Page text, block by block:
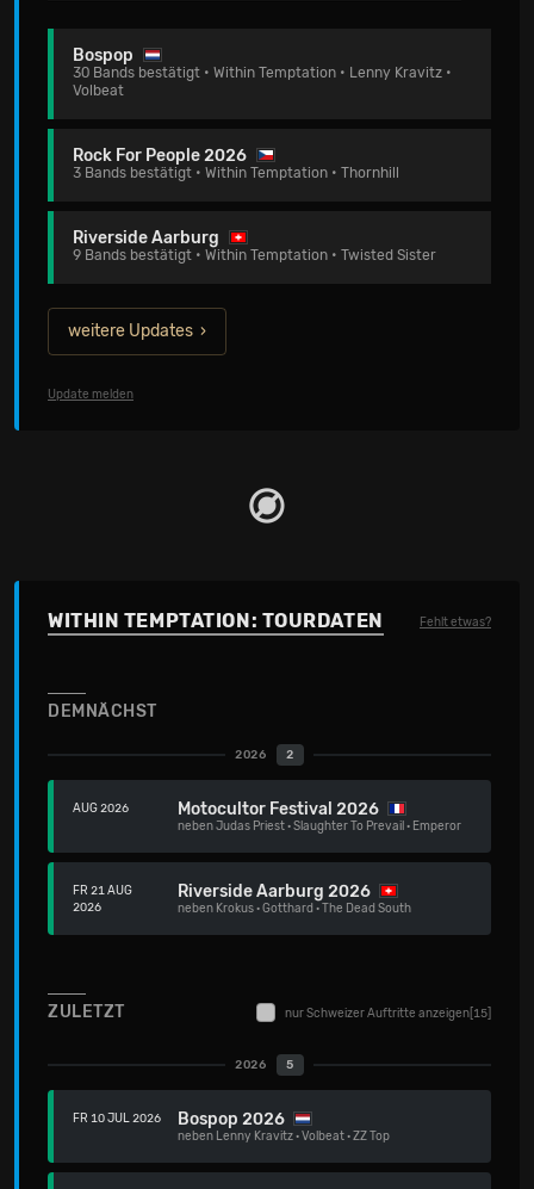
Bospop
30 Bands bestätigt • Within Temptation • Lenny Kravitz •
Volbeat
Rock For People 2026
3 Bands bestätigt • Within Temptation • Thornhill
Riverside Aarburg
9 Bands bestätigt • Within Temptation • Twisted Sister
weitere Updates
Update melden
WITHIN TEMPTATION: TOURDATEN Fehlt etwas?
DEMNÄCHST
2026 2
AUG 2026 Motocultor Festival 2026
nebenJudas Priest·Slaughter To Prevail · Emperor
FR 21 AUG
2026
Riverside Aarburg 2026
neben Krokus·Gotthard ·The Dead South
ZULETZT nur Schweizer Auftritte anzeigen [15]
2026 5
FR 10 JUL 2026 Bospop 2026
neben Lenny Kravitz·Volbeat·ZZ Top